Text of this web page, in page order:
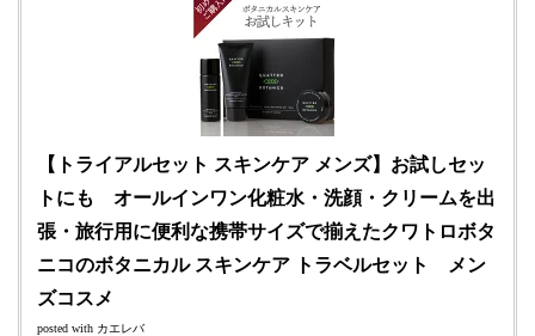
【トライアルセット スキンケア メンズ】お試しセッ
トにも オールインワン化粧水・洗顔・クリームを出
張・旅行用に便利な携帯サイズで揃えたクワトロボタ
ニコのボタニカル スキンケア トラベルセット メン
ズコスメ
posted with カエレバ